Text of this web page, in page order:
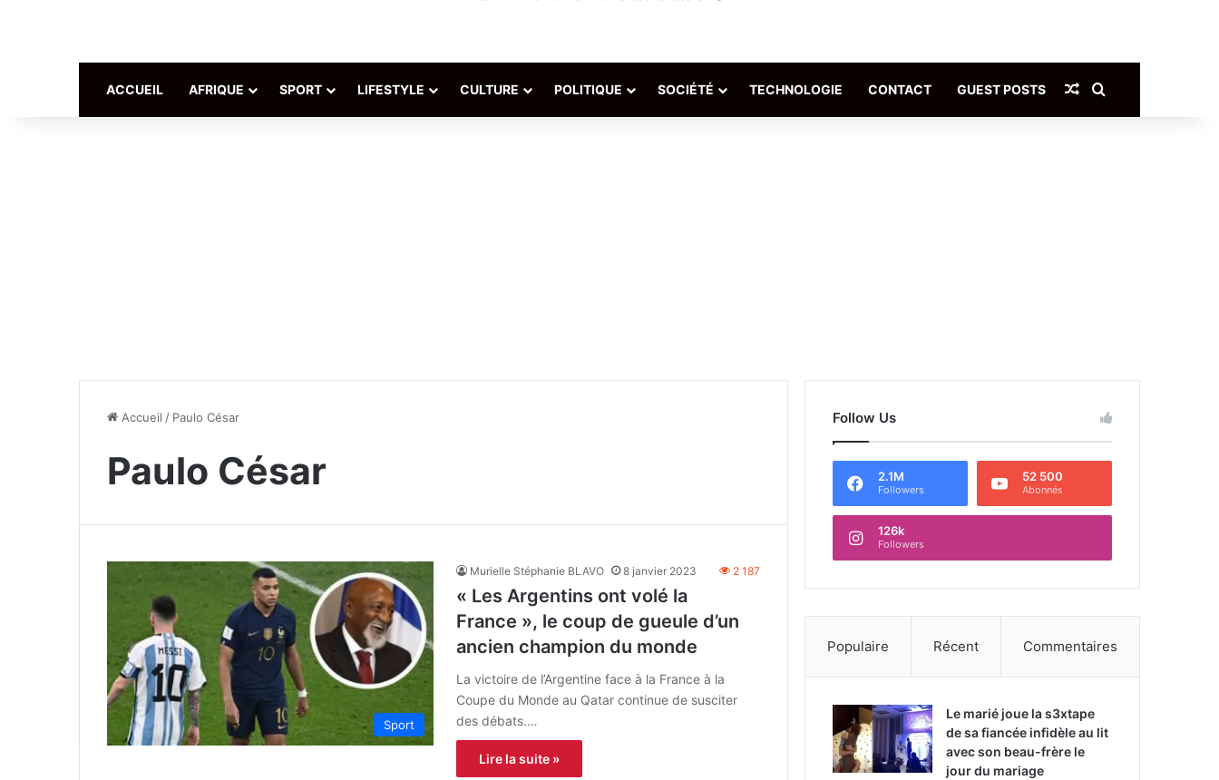
ACCUEIL AFRIQUE SPORT LIFESTYLE CULTURE POLITIQUE SOCIÉTÉ TECHNOLOGIE CONTACT GUEST POSTS Article Aléatoire
Accueil / Paulo César
Paulo César
Sport
Murielle Stéphanie BLAVO 8 janvier 2023 2 187
« Les Argentins ont volé la
France », le coup de gueule d’un
ancien champion du monde
La victoire de l’Argentine face à la France à la
Coupe du Monde au Qatar continue de susciter
des débats.…
Lire la suite »
Follow Us
2.1M
Followers
52 500
Abonnés
126k
Followers
Populaire Récent Commentaires
Le marié joue la s3xtape
de sa fiancée infidèle au lit
avec son beau-frère le
jour du mariage